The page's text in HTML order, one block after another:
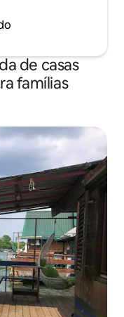
de casas
famílias